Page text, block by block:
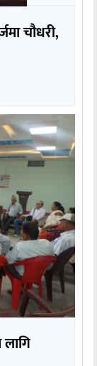
चौधरी,
लागि